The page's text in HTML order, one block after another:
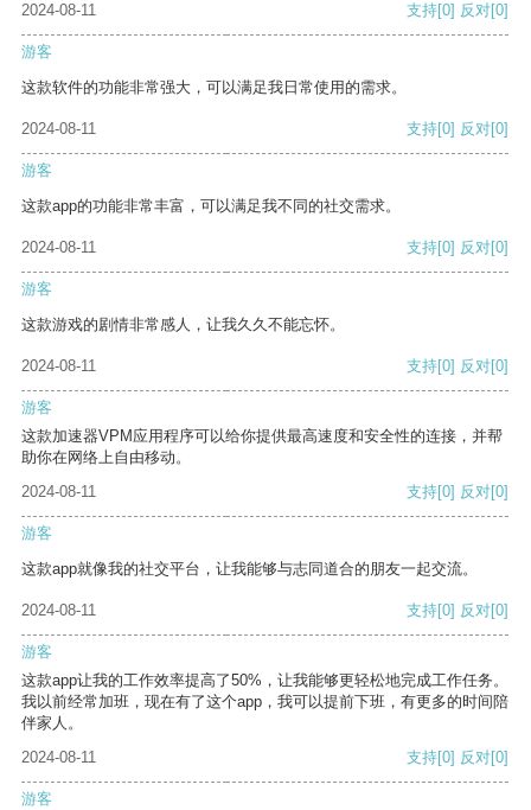
2024-08-11 支持[0] 反对[0]
游客
这款软件的功能非常强大，可以满足我日常使用的需求。
2024-08-11 支持[0] 反对[0]
游客
这款app的功能非常丰富，可以满足我不同的社交需求。
2024-08-11 支持[0] 反对[0]
游客
这款游戏的剧情非常感人，让我久久不能忘怀。
2024-08-11 支持[0] 反对[0]
游客
这款加速器VPM应用程序可以给你提供最高速度和安全性的连接，并帮
助你在网络上自由移动。
2024-08-11
支持[0] 反对[0]
游客
这款app就像我的社交平台，让我能够与志同道合的朋友一起交流。
2024-08-11 支持[0] 反对[0]
游客
这款app让我的工作效率提高了50%，让我能够更轻松地完成工作任务。
我以前经常加班，现在有了这个app，我可以提前下班，有更多的时间陪
伴家人。
2024-08-11
支持[0] 反对[0]
游客